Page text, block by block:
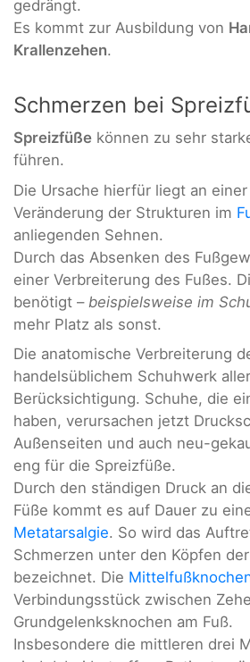
gedrängt.
Es kommt zur Ausbildung von
Krallenzehen.
Schmerzen bei
Spreizfüße können zu sehr
führen.
Die Ursache hierfür liegt an
Veränderung der Strukturen im
anliegenden Sehnen.
Durch das Absenken des
einer Verbreiterung des Fußes.
benötigt – beispielsweise im
mehr Platz als sonst.
Die anatomische Verbreiterung
handelsüblichem Schuhwerk
Berücksichtigung. Schuhe, die
haben, verursachen jetzt
Außenseiten und auch neu-
eng für die Spreizfüße.
Durch den ständigen Druck an
Füße kommt es auf Dauer zu
Metatarsalgie. So wird das
Schmerzen unter den Köpfen der
bezeichnet. Die
Verbindungsstück zwischen
Grundgelenksknochen am Fuß.
Insbesondere die mittleren drei